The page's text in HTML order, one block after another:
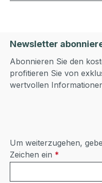
Newsletter
Abonnieren Sie den
profitieren Sie von
wertvollen
Um weiterzugehen,
Zeichen ein *